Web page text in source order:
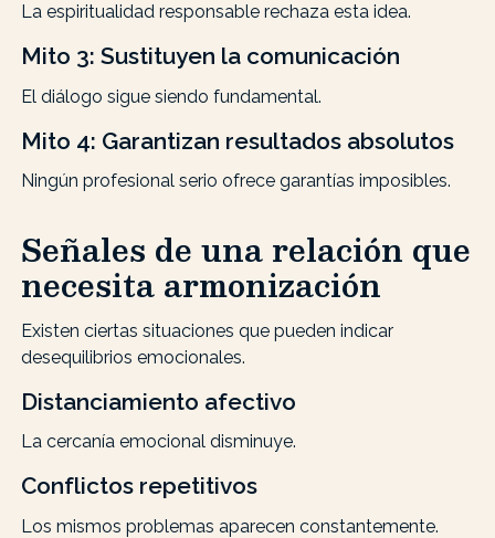
La espiritualidad responsable rechaza esta idea.
Mito 3: Sustituyen la comunicación
El diálogo sigue siendo fundamental.
Mito 4: Garantizan resultados absolutos
Ningún profesional serio ofrece garantías imposibles.
Señales de una relación que
necesita armonización
Existen ciertas situaciones que pueden indicar
desequilibrios emocionales.
Distanciamiento afectivo
La cercanía emocional disminuye.
Conflictos repetitivos
Los mismos problemas aparecen constantemente.